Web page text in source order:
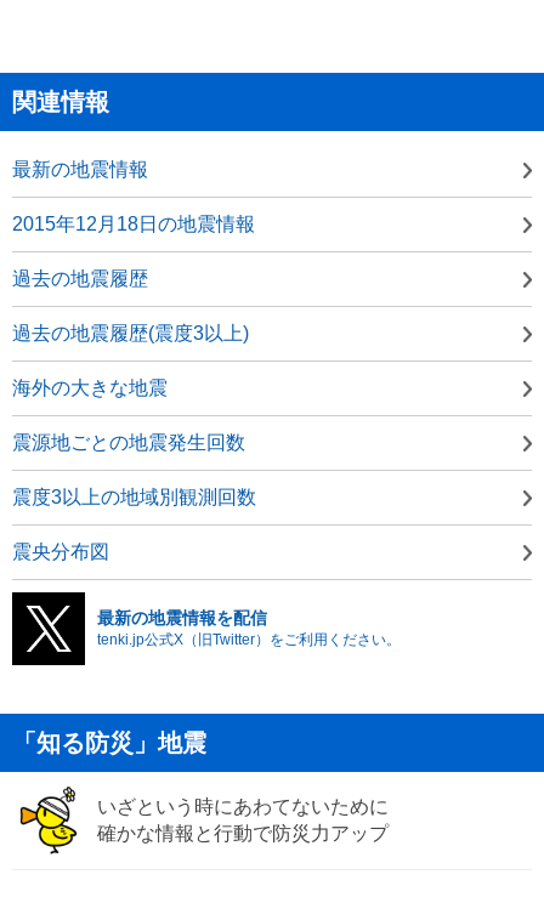
関連情報
最新の地震情報
2015年12月18日の地震情報
過去の地震履歴
過去の地震履歴(震度3以上)
海外の大きな地震
震源地ごとの地震発生回数
震度3以上の地域別観測回数
震央分布図
最新の地震情報を配信
tenki.jp公式X（旧Twitter）をご利用ください。
「知る防災」地震
いざという時にあわてないために
確かな情報と行動で防災力アップ